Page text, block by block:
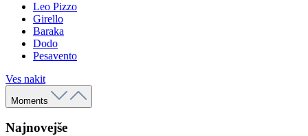
Leo Pizzo
Girello
Baraka
Dodo
Pesavento
Ves nakit
Moments
Najnovejše